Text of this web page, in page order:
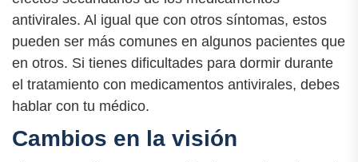
antivirales. Al igual que con otros síntomas, estos
pueden ser más comunes en algunos pacientes que
en otros. Si tienes dificultades para dormir durante
el tratamiento con medicamentos antivirales, debes
hablar con tu médico.
Cambios en la visión